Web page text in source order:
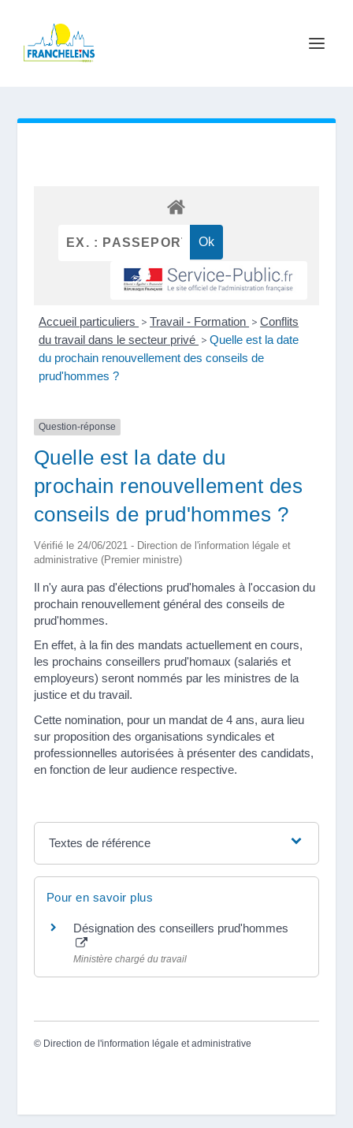
Accueil particuliers > Travail - Formation > Conflits
du travail dans le secteur privé > Quelle est la date
du prochain renouvellement des conseils de
prud'hommes ?
Question-réponse
Quelle est la date du
prochain renouvellement des
conseils de prud'hommes ?
Vérifié le 24/06/2021 - Direction de l'information légale et
administrative (Premier ministre)
Il n'y aura pas d'élections prud'homales à l'occasion du
prochain renouvellement général des conseils de
prud'hommes.
En effet, à la fin des mandats actuellement en cours,
les prochains conseillers prud'homaux (salariés et
employeurs) seront nommés par les ministres de la
justice et du travail.
Cette nomination, pour un mandat de 4 ans, aura lieu
sur proposition des organisations syndicales et
professionnelles autorisées à présenter des candidats,
en fonction de leur audience respective.
Textes de référence
Pour en savoir plus
Désignation des conseillers prud'hommes
Ministère chargé du travail
© Direction de l'information légale et administrative